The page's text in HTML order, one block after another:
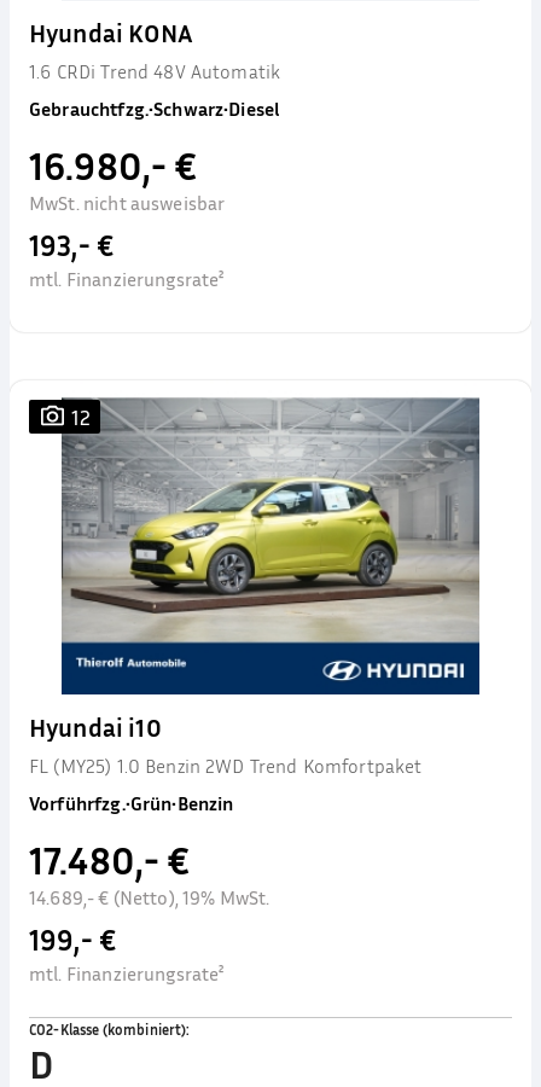
Hyundai KONA
1.6 CRDi Trend 48V Automatik
Gebrauchtfzg.•Schwarz•Diesel
16.980,- €
MwSt. nicht ausweisbar
193,- €
mtl. Finanzierungsrate²
12
Hyundai i10
FL (MY25) 1.0 Benzin 2WD Trend Komfortpaket
Vorführfzg.•Grün•Benzin
17.480,- €
14.689,- € (Netto), 19% MwSt.
199,- €
mtl. Finanzierungsrate²
CO2-Klasse (kombiniert):
D